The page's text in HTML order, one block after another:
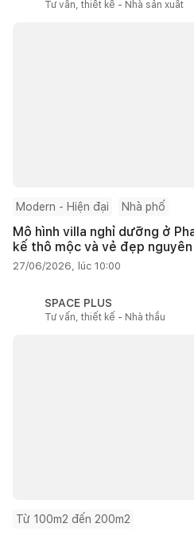
Tư vấn, thiết kế - Nhà sản xuất
Modern - Hiện đại Nhà phố
Mô hình villa nghỉ dưỡng ở
kế thô mộc và vẻ đẹp nguyên
27/06/2026, lúc 10:00
SPACE PLUS
Tư vấn, thiết kế - Nhà thầu
Từ 100m2 đến 200m2